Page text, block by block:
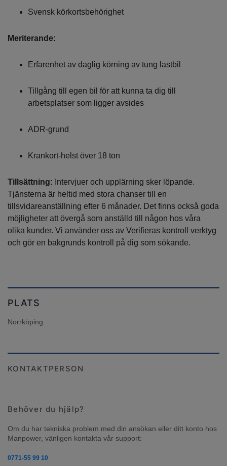
Svensk körkortsbehörighet
Meriterande:
Erfarenhet av daglig körning av tung lastbil
Tillgång till egen bil för att kunna ta dig till
arbetsplatser som ligger avsides
ADR-grund
Krankort-helst över 18 ton
Tillsättning: Intervjuer och upplärning sker löpande.
Tjänsterna är heltid med stora chanser till en
tillsvidareanställning efter 6 månader. Det finns också goda
möjligheter att övergå som anställd till någon hos våra
olika kunder. Vi använder oss av Verifieras kontroll verktyg
och gör en bakgrunds kontroll på dig som sökande.
PLATS
Norrköping
KONTAKTPERSON
Behöver du hjälp?
Om du har tekniska problem med din ansökan eller ditt konto hos
Manpower, vänligen kontakta vår support:
0771-55 99 10